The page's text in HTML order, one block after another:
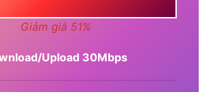
Giảm giá 51%
Upload 30Mbps